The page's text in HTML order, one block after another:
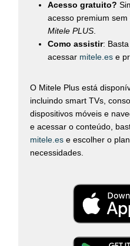
Acesso gratuito?
acesso premium
Mitele PLUS
Como assistir:
acessar mitele.es e
O Mitele Plus está
incluindo smart TVs,
dispositivos móveis e
e acessar o conteúdo,
mitele.es e escolher o
necessidades.